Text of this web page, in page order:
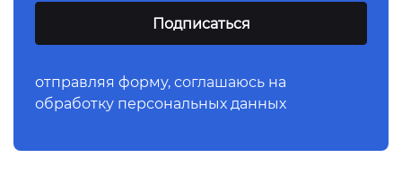
отправляя форму, соглашаюсь на
обработку персональных данных